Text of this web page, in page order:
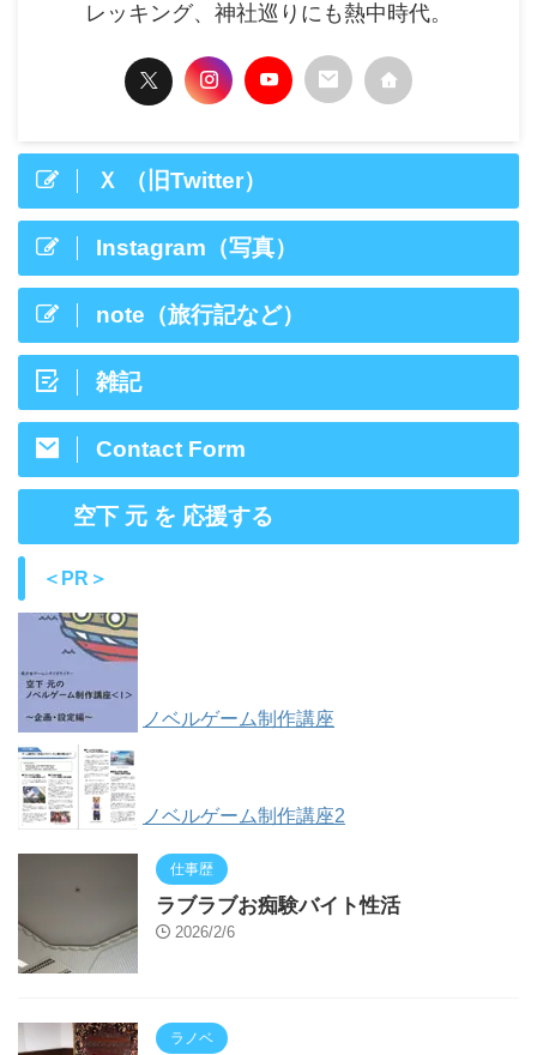
レッキング、神社巡りにも熱中時代。
Ｘ （旧Twitter）
Instagram（写真）
note（旅行記など）
雑記
Contact Form
空下 元 を 応援する
＜PR＞
ノベルゲーム制作講座
ノベルゲーム制作講座2
仕事歴
ラブラブお痴験バイト性活
2026/2/6
ラノベ